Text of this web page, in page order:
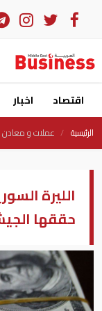
اقتصاد اخبار
الرئيسية عملات و معادن
الليرة
حققها